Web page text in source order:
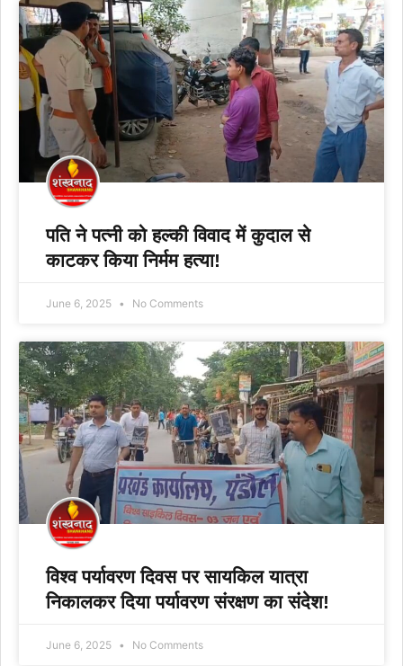
पति ने पत्नी को हल्की विवाद में कुदाल से
काटकर किया निर्मम हत्या!
June 6, 2025 No Comments
विश्व पर्यावरण दिवस पर सायकिल यात्रा
निकालकर दिया पर्यावरण संरक्षण का संदेश!
June 6, 2025 No Comments